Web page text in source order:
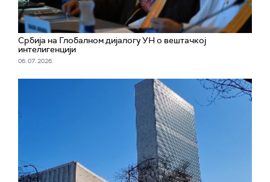
Србија на Глобалном дијалогу УН о вештачкој
интелигенцији
06. 07. 2026.